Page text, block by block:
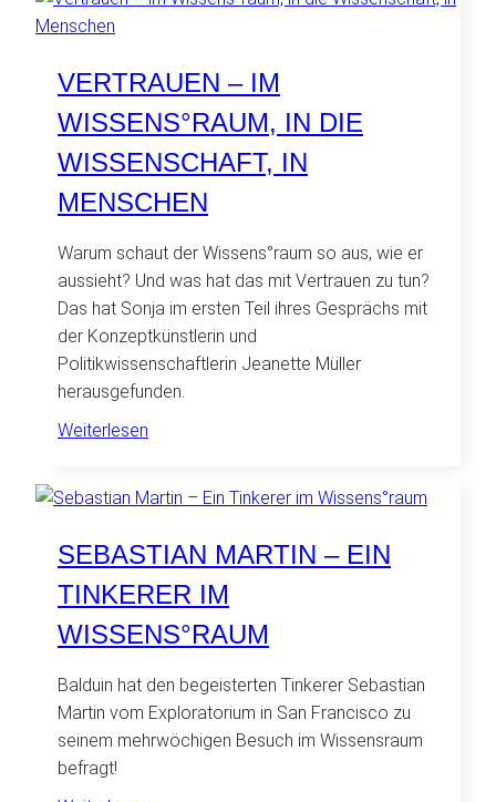
–
Elan,
viele
Ziele,
ein
tolles
Team
VERTRAUEN – IM
WISSENS°RAUM, IN DIE
WISSENSCHAFT, IN
MENSCHEN
Warum schaut der Wissens°raum so aus, wie er
aussieht? Und was hat das mit Vertrauen zu tun?
Das hat Sonja im ersten Teil ihres Gesprächs mit
der Konzeptkünstlerin und
Politikwissenschaftlerin Jeanette Müller
herausgefunden.
Weiterlesen
im
Wissens°raum,
in
die
Wissenschaft,
in
Menschen
SEBASTIAN MARTIN – EIN
TINKERER IM
WISSENS°RAUM
Balduin hat den begeisterten Tinkerer Sebastian
Martin vom Exploratorium in San Francisco zu
seinem mehrwöchigen Besuch im Wissensraum
befragt!